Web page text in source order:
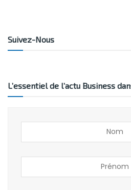
Suivez-Nous
L’essentiel de l’actu Business